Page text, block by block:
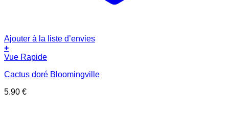
Ajouter à la liste d’envies
+
Vue Rapide
Cactus doré Bloomingville
5.90 €